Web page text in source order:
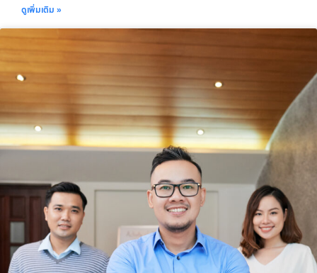
ดูเพิ่มเติม »